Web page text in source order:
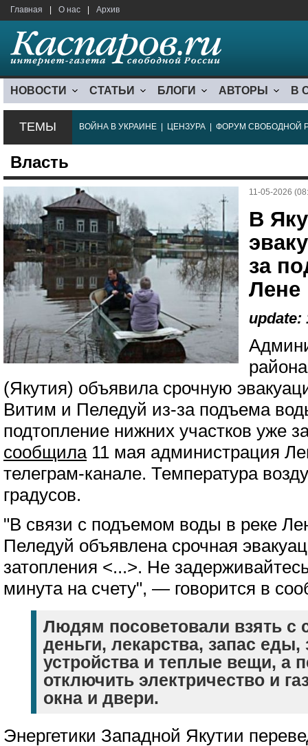
Главная О нас Архив
НОВОСТИ СТАТЬИ БЛОГИ АВТОРЫ В
ТЕМЫ ВОЙНА В УКРАИНЕ ЦЕНЗУРА ФОРУМ СВОБОДНОЙ
Власть
11-05-2026
В
за
Лене
update:
(Якутия) объявила срочную
Витим и Пеледуй из-за подъема
подтопление нижних участков уже
сообщила11 мая администрация
телеграм-канале. Температура
градусов.
"В связи с подъемом воды в реке
Пеледуй объявлена срочная
затопления <...>. Не
минута на счету", — говорится в
Людям посоветовали взять с
деньги, лекарства, запас
устройства и теплые вещи, а
отключить электричество и
окна и двери.
Энергетики Западной Якутии